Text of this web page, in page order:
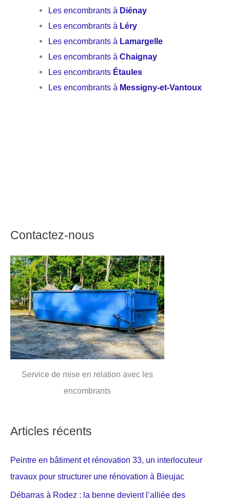
Les encombrants à Diénay
Les encombrants à Léry
Les encombrants à Lamargelle
Les encombrants àChaignay
Les encombrants Étaules
Les encombrants à Messigny-et-Vantoux
Contactez-nous
Service de mise en relation avec les
encombrants
Articles récents
Peintre en bâtiment et rénovation 33, un interlocuteur
travaux pour structurer une rénovation à Bieujac
Débarras à Rodez : la benne devient l’alliée des